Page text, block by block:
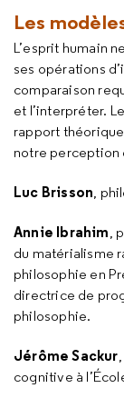
Les
L’esprit humain
ses opérations
comparaison
et l’interpréter.
rapport
notre perception
Luc Brisson,
Annie Ibrahim,
du matérialisme
philosophie en
directrice de
philosophie.
Jérôme Sackur
cognitive à